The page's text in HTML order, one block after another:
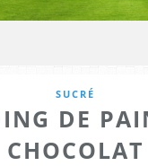
SUCRÉ
DE
CHOCOLAT